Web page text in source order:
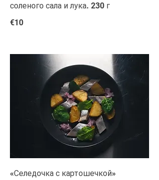
соленого сала и лука. 230 г
€10
«Селедочка с картошечкой»